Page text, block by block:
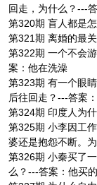
回走，为什么？---
第320期 盲人都是
第321期 离婚的最
第322期 一个不会
案：他在洗澡
第323期 有一个眼
后往回走？---答案：
第324期 印度人为
第325期 小李因工
婆还是抱怨不断。
第326期 小秦买了
么？---答案：他买